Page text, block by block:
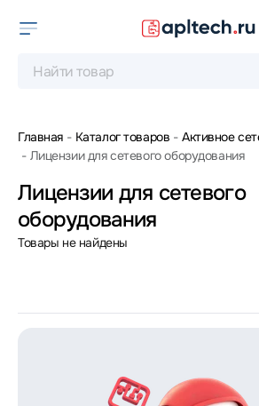
Главная Каталог товаров
Активное
Лицензии для сетевого оборудования
Лицензии для сетевого
оборудования
Товары не найдены